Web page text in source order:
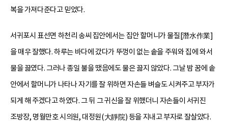
복을 가져다준다고 믿었다.
서귀포시 표선면 하천리 송씨 집안에서는 집안 할머니가 물질[潛水作業]
을 매우 잘했다. 하루는 바다에 갔다가 뚜껑이 없는 솥을 주워와 집에 와서
물을 끓였다. 그러나 종일 불을 땠음에도 물은 끓지 않았다. 그날 밤 꿈에 솥
안에서 할머니가 나타나 자기를 잘 위하면 자손들 벼슬도 시켜주고 부자가
되게 해 주겠다고 하였다. 그 뒤 그 귀신을 잘 위했더니 자손들이 서귀진
조방장, 명월만호 시의원, 대정원(大靜院) 등을 지내고 부자로 잘살았다.